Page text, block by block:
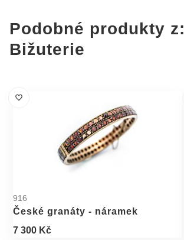
Podobné produkty z:
Bižuterie
916
České granáty - náramek
7 300 Kč